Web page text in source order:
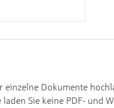
Dokumente
Sie keine PDF- und